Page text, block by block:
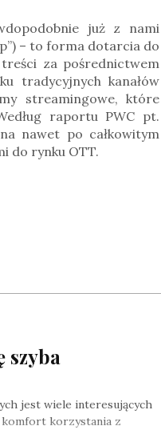
już z nami
– to forma dotarcia do
za pośrednictwem
tradycyjnych kanałów
streamingowe, które
raportu PWC pt.
nawet po całkowitym
do rynku OTT.
szyba
jest wiele interesujących
komfort korzystania z